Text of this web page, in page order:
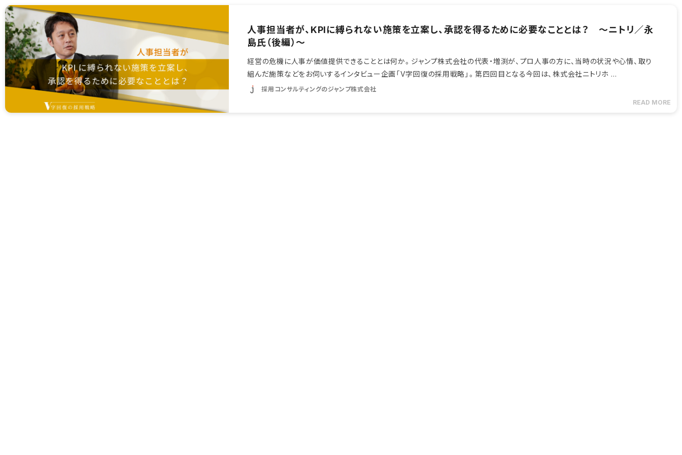
人事担当者が、KPIに縛られない施策を立案し、承認を得るために必要なこととは？ ～ニトリ／永
島氏（後編）～
経営の危機に人事が価値提供できることとは何か。ジャンプ株式会社の代表・増渕が、プロ人事の方に、当時の状況や心情、取り
組んだ施策などをお伺いするインタビュー企画「V字回復の採用戦略」。第四回目となる今回は、株式会社ニトリホ …
採用コンサルティングのジャンプ株式会社